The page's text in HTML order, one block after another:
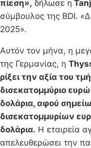
πίεση», δήλωσε η
σύμβουλος της BDI.
2025».
Αυτόν τον μήνα, η
της Γερμανίας, η
ρίξει την αξία του
δισεκατομμύριο
δολάρια, αφού
δισεκατομμυρίων
δολάρια. Η εταιρεία
απελευθερώσει την